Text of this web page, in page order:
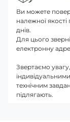
Ви можете
належної
днів.
Для цього
електронну
Звертаємо
технічним
підлягають.